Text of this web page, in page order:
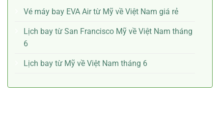
Vé máy bay EVA Air từ Mỹ về Việt Nam giá rẻ
Lịch bay từ San Francisco Mỹ về Việt Nam tháng
6
Lịch bay từ Mỹ về Việt Nam tháng 6